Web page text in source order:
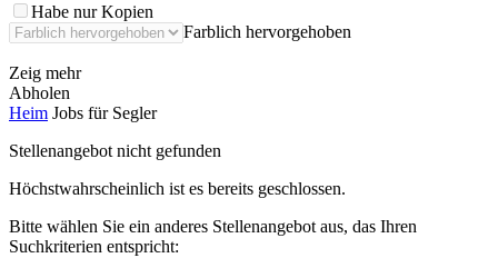
Habe nur Kopien
Farblich hervorgehoben
Zeig mehr
Abholen
Heim Jobs für Segler
Stellenangebot nicht gefunden
Höchstwahrscheinlich ist es bereits geschlossen.
Bitte wählen Sie ein anderes Stellenangebot aus, das Ihren
Suchkriterien entspricht: